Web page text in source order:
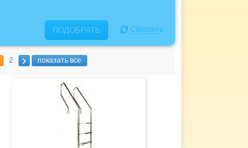
Сбросить
ПОДОБРАТЬ
2 показать все